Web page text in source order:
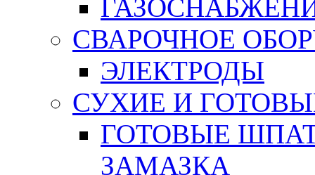
СВАРОЧНОЕ
ЭЛЕКТРОДЫ
СУХИЕ И
ГОТОВЫЕ
ЗАМАЗКА